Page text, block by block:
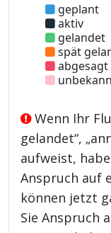
geplant
aktiv
gelandet
spät
abgesagt
Wenn Ihr
gelandet“,
aufweist,
Anspruch auf
können jetzt
Sie Anspruch